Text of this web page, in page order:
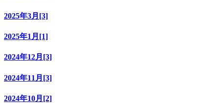
2025年3月[3]
2025年1月[1]
2024年12月[3]
2024年11月[3]
2024年10月[2]